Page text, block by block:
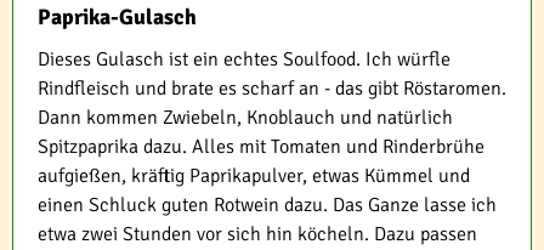
Paprika-Gulasch
Dieses Gulasch ist ein echtes Soulfood. Ich würfle
Rindfleisch und brate es scharf an - das gibt Röstaromen.
Dann kommen Zwiebeln, Knoblauch und natürlich
Spitzpaprika dazu. Alles mit Tomaten und Rinderbrühe
aufgießen, kräftig Paprikapulver, etwas Kümmel und
einen Schluck guten Rotwein dazu. Das Ganze lasse ich
etwa zwei Stunden vor sich hin köcheln. Dazu passen